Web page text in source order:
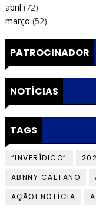
abril (72)
março (52)
PATROCINADOR
NOTÍCIAS
TAGS
“INVERÍDICO”
ABNNY CAETANO
AÇÃO1 NOTÍCIA